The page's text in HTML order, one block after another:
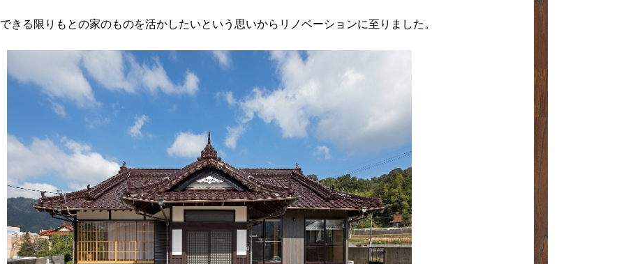
できる限りもとの家のものを活かしたいという思いからリノベーションに至りました。